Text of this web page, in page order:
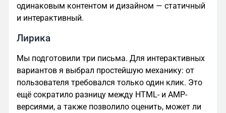
одинаковым контентом и дизайном — статичный
и интерактивный.
Лирика
Мы подготовили три письма. Для интерактивных
вариантов я выбрал простейшую механику: от
пользователя требовался только один клик. Это
ещё сократило разницу между HTML- и AMP-
версиями, а также позволило оценить, может ли